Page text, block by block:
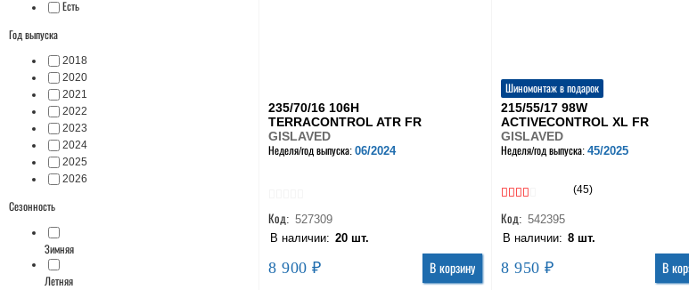
Есть
Год выпуска
2018
2020
2021
2022
2023
2024
2025
2026
Сезонность
Зимняя
Летняя
235/70/16 106H
TERRACONTROL ATR FR
GISLAVED
Неделя/год выпуска:06/2024
Код: 527309
В наличии: 20 шт.
8 900 ₽ В корзину
Шиномонтаж в подарок
215/55/17 98W
ACTIVECONTROL XL FR
GISLAVED
Неделя/год выпуска:45/2025
(45)
Код: 542395
В наличии: 8 шт.
8 950 ₽ В